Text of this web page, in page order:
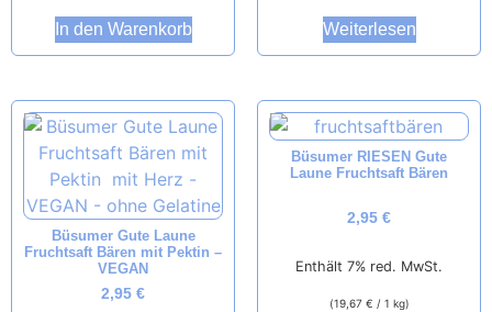
In den Warenkorb Weiterlesen
Büsumer Gute Laune
Fruchtsaft Bären mit Pektin –
VEGAN
2,95 €
Büsumer RIESEN Gute
Laune Fruchtsaft Bären
2,95 €
Enthält 7% red. MwSt.
(19,67 € / 1 kg)